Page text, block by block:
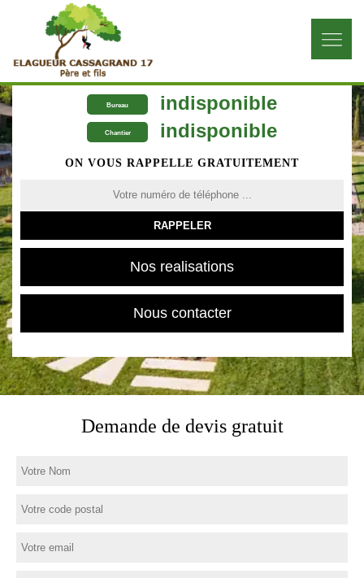
Bureau indisponible
Chantier indisponible
ON VOUS RAPPELLE GRATUITEMENT
Nos realisations
Nous contacter
Demande de devis gratuit